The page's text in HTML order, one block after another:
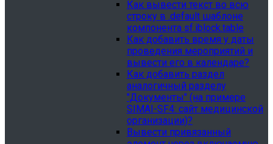
Как вывести текст во всю
строку в .default шаблоне
компонента sf.iblock.table
Как добавить время у даты
проведения мероприятий и
вывести его в календаре?
Как добавить раздел
аналогичный разделу
"Документы" (на примере
SIMAI-SF4: сайт медицинской
организации)?
Вывести привязанный